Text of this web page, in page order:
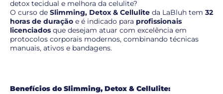
detox tecidual e melhora da celulite?
O curso de Slimming, Detox & Cellulite da LaBluh tem 32
horas de duração e é indicado para profissionais
licenciados que desejam atuar com excelência em
protocolos corporais modernos, combinando técnicas
manuais, ativos e bandagens.
Benefícios do Slimming, Detox & Cellulite: